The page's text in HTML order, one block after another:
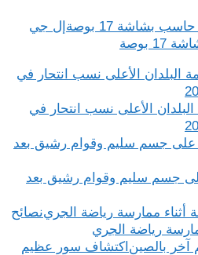
إل جي
بوصة
الأعلى نسب انتحار في
جسم سليم وقوام رشيق بعد
نصائح
رياضة الجري
اكتشاف سور عظيم